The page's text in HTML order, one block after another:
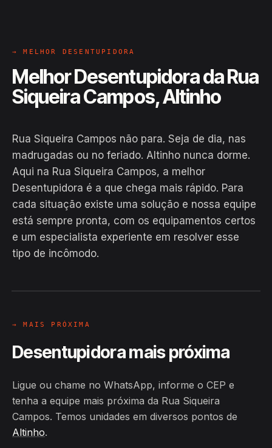
→ MELHOR DESENTUPIDORA
Melhor Desentupidora da Rua
Siqueira Campos, Altinho
Rua Siqueira Campos não para. Seja de dia, nas
madrugadas ou no feriado. Altinho nunca dorme.
Aqui na Rua Siqueira Campos, a melhor
Desentupidora é a que chega mais rápido. Para
cada situação existe uma solução e nossa equipe
está sempre pronta, com os equipamentos certos
e um especialista experiente em resolver esse
tipo de incômodo.
Hiroshiro · Rua Siqueira Campos,
→ MAIS PRÓXIMA
Desentupidora mais próxima
Ligue ou chame no WhatsApp, informe o CEP e
tenha a equipe mais próxima da Rua Siqueira
Campos. Temos unidades em diversos pontos de
Altinho.